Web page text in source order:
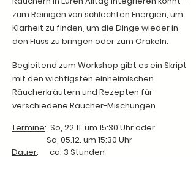
zum Reinigen von schlechten Energien, um
Klarheit zu finden, um die Dinge wieder in
den Fluss zu bringen oder zum Orakeln.
Begleitend zum Workshop gibt es ein Skript
mit den wichtigsten einheimischen
Räucherkräutern und Rezepten für
verschiedene Räucher-Mischungen.
Termine: So, 22.11. um 15:30 Uhr oder
Sa, 05.12. um 15:30 Uhr
Dauer: ca. 3 Stunden